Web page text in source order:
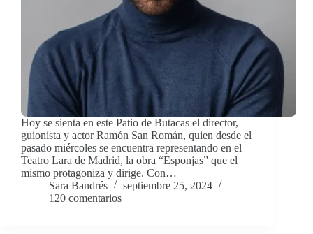
Hoy se sienta en este Patio de Butacas el director,
guionista y actor Ramón San Román, quien desde el
pasado miércoles se encuentra representando en el
Teatro Lara de Madrid, la obra “Esponjas” que el
mismo protagoniza y dirige. Con…
Sara Bandrés
septiembre 25, 2024
120 comentarios